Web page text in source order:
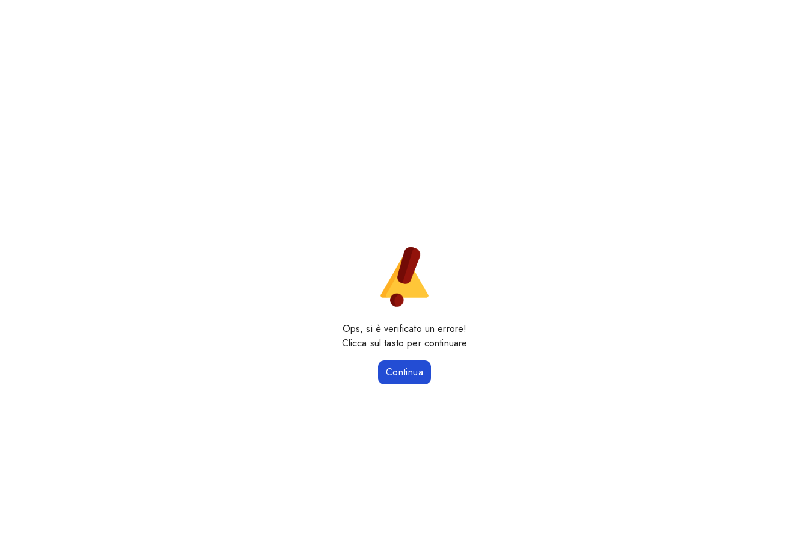
Ops, si è verificato un errore!
Clicca sul tasto per continuare
Continua